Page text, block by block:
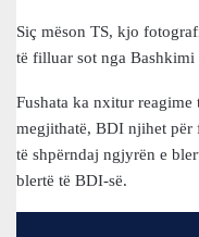
Siç mëson TS, kjo
të filluar sot nga
Fushata ka nxitur
megjithatë, BDI njihet për
të shpërndaj ngjyrën e
blertë të BDI-së.